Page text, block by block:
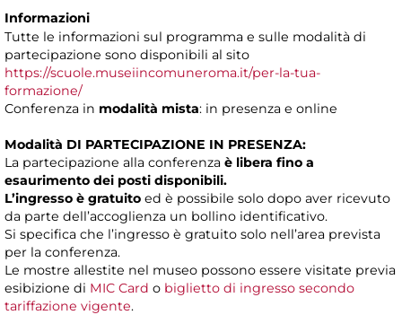
Informazioni
Tutte le informazioni sul programma e sulle modalità di
partecipazione sono disponibili al sito
https://scuole.museiincomuneroma.it/per-la-tua-
formazione/
Conferenza in modalità mista: in presenza e online
Modalità DI PARTECIPAZIONE IN PRESENZA:
La partecipazione alla conferenza è libera fino a
esaurimento dei posti disponibili.
L’ingresso è gratuito ed è possibile solo dopo aver ricevuto
da parte dell’accoglienza un bollino identificativo.
Si specifica che l’ingresso è gratuito solo nell’area prevista
per la conferenza.
Le mostre allestite nel museo possono essere visitate previa
esibizione di MIC Card o biglietto di ingresso secondo
tariffazione vigente.